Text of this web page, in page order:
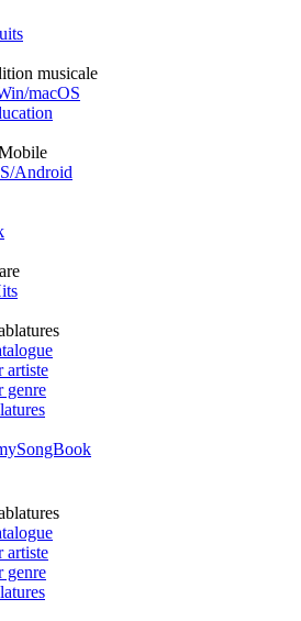
musicale
macOS
Android
artiste
genre
artiste
genre